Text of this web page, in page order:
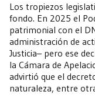
Los tropiezos
fondo. En 2025 el
patrimonial con el
administración de
Justicia– pero ese
la Cámara de
advirtió que el
naturaleza, entre